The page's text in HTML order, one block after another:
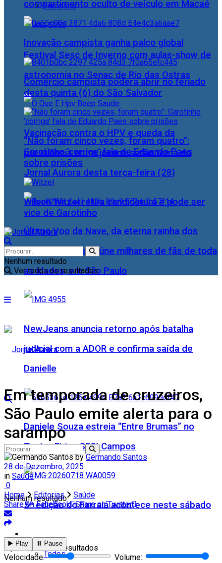
Famosos
Festival Sesc de Inverno com aulas-show de
astronomia no Senac de Rio das Ostras
Vacinação contra o HPV e queda da
prevalência entre jovens serão tema do
Jornal Aurora desta terça-feira (28)
Último Voo da Nave, da eterna rainha dos
Baixinhos, Xuxa reúne milhares de fãs de toda
as idades, em São Paulo
NewJeans anuncia retorno após batalha
judicial com a ADOR e confirma saída de
Danielle
Daniele Souza estreia “Entre Brumas” no
Teatro Firjan SESI Campos
5ª edição do Farraiá acontece neste sábado
Todos
compartimento oculto de veículo em Macaé
Inovação campista ganha palco global
Comércio campista poderá abrir no feriado
desta quinta (6) do São Salvador
“Não foram cinco vezes, foram quatro”:
Garotinho ‘corrige’ fala de Eduardo Paes
sobre prisões
Wilson Witzel retira candidatura e pode ser
vice de Garotinho
Nenhum resultado
Ver todos os resultados
Nenhum resultado
Ver todos os resultados
Em temporada de cruzeiros,
São Paulo emite alerta para o
sarampo
by Germando Santos
28 de Dezembro, 2025
in Saúde
0
Home
Editorias
Saúde
Share on Facebook Share on Twitter
▶️ Play ⏸️ Pause
Velocidade: Volume: